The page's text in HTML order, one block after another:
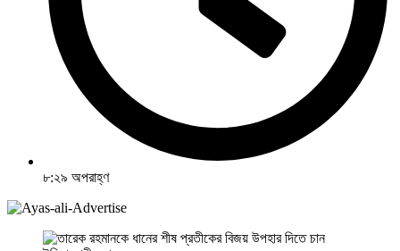
৮:২৯ অপরাহ্ণ